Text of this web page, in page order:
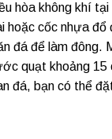
hòa không khí
hoặc cốc nhựa
đá để làm đông.
quạt khoảng
đá, bạn có thể